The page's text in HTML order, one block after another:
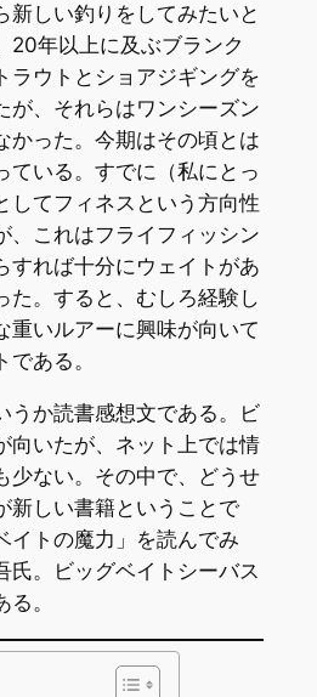
新しい釣りをしてみたいと
20年以上に及ぶブランク
ラウトとショアジギングを
が、それらはワンシーズン
かった。今期はその頃とは
ている。すでに（私にとっ
してフィネスという方向性
、これはフライフィッシン
すれば十分にウェイトがあ
た。すると、むしろ経験し
重いルアーに興味が向いて
ある。
うか読書感想文である。ビ
向いたが、ネット上では情
少ない。その中で、どうせ
新しい書籍ということで
イトの魔力」を読んでみ
氏。ビッグベイトシーバス
。